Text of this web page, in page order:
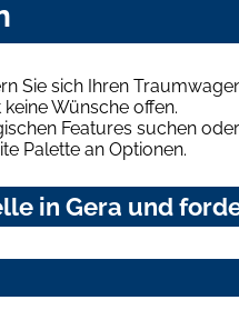
Sie sich Ihren
Wünsche offen.
Features suchen
Palette an Optionen.
in Gera und